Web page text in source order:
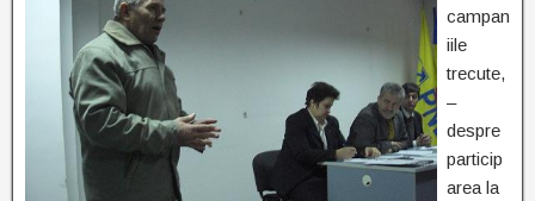
campan
iile
trecute,
–
despre
particip
area la